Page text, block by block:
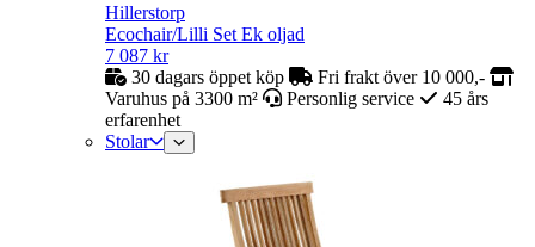
Hillerstorp
Ecochair/Lilli Set Ek oljad
7 087 kr
30 dagars öppet köp
Fri frakt över 10 000,-
Varuhus på 3300 m²
Personlig service
45 års
erfarenhet
Stolar